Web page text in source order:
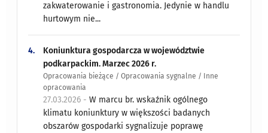
zakwaterowanie i gastronomia. Jedynie w handlu
hurtowym nie...
4.
Koniunktura gospodarcza w województwie
podkarpackim. Marzec 2026 r.
Opracowania bieżące / Opracowania sygnalne / Inne
opracowania
27.03.2026 -W marcu br. wskaźnik ogólnego
klimatu koniunktury w większości badanych
obszarów gospodarki sygnalizuje poprawę